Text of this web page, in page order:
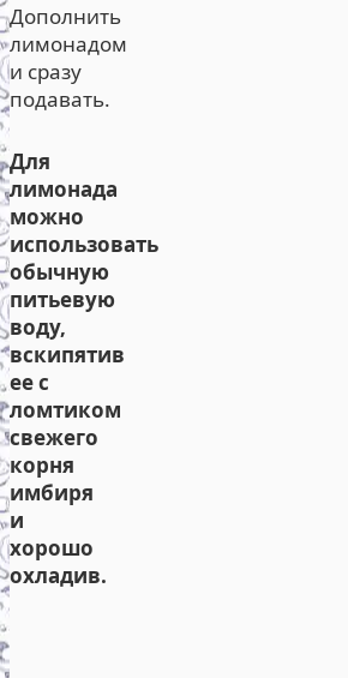
Дополнить
лимонадом
и сразу
подавать.
Для
лимонада
можно
использовать
обычную
питьевую
воду,
вскипятив
ее с
ломтиком
свежего
корня
имбиря
и
хорошо
охладив.